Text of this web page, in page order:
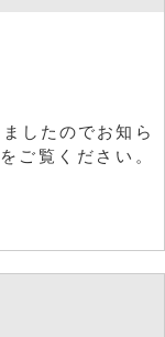
したのでお知ら
ご覧ください。